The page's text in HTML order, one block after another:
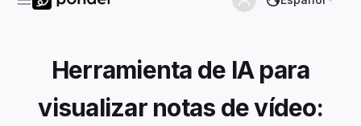
Herramienta de IA para
visualizar notas de vídeo: